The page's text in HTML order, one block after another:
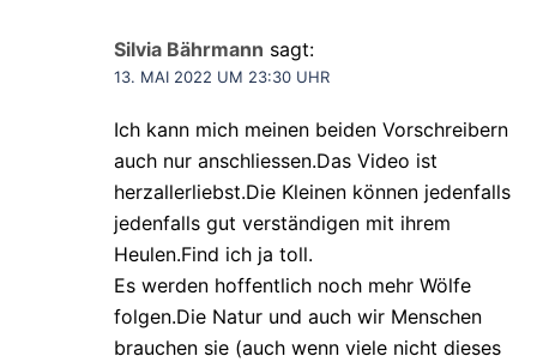
Silvia Bährmann sagt:
13. MAI 2022 UM 23:30 UHR
Ich kann mich meinen beiden Vorschreibern
auch nur anschliessen.Das Video ist
herzallerliebst.Die Kleinen können jedenfalls
jedenfalls gut verständigen mit ihrem
Heulen.Find ich ja toll.
Es werden hoffentlich noch mehr Wölfe
folgen.Die Natur und auch wir Menschen
brauchen sie (auch wenn viele nicht dieses